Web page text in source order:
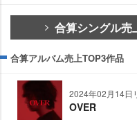
合算シングル売
合算アルバム売上TOP3作品
2024年02月14日
OVER